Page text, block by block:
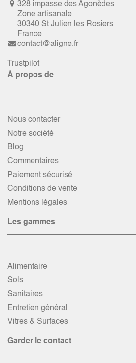
328 impasse des Agonèdes
Zone artisanale
30340 St Julien les Rosiers
France
contact@aligne.fr
Trustpilot
À propos de
Nous contacter
Notre société
Blog
Commentaires
Paiement sécurisé
Conditions de vente
Mentions légales
Les gammes
Alimentaire
Sols
Sanitaires
Entretien général
Vitres & Surfaces
Garder le contact